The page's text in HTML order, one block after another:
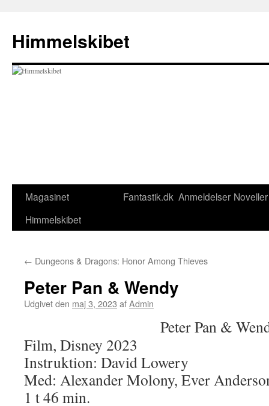
indhold
Himmelskibet
Magasinet
Himmelskibet
Fantastik.dk Anmeldelser Noveller
← Dungeons & Dragons: Honor Among Thieves
Peter Pan & Wendy
Udgivet den maj 3, 2023 afAdmin
Peter Pan &
Film, Disney 2023
Instruktion: David Lowery
Med: Alexander Molony, Ever
1 t 46 min.